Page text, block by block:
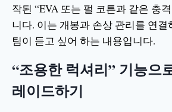
작된 “EVA 또는 펄 코튼과 같은 충
니다. 이는 개봉과 손상 관리를 연
팀이 듣고 싶어 하는 내용입니다.
“조용한 럭셔리” 기능으
레이드하기